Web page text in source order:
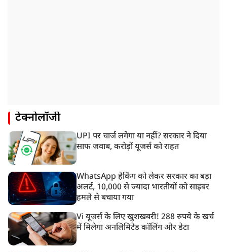
टेक्नोलॉजी
UPI पर चार्ज लगेगा या नहीं? सरकार ने दिया
साफ जवाब, करोड़ों यूजर्स को राहत
WhatsApp हैकिंग को लेकर सरकार का बड़ा
अलर्ट, 10,000 से ज्यादा भारतीयों को साइबर
हमले से बचाया गया
Vi यूजर्स के लिए खुशखबरी! 288 रुपये के खर्च
में मिलेगा अनलिमिटेड कॉलिंग और डेटा